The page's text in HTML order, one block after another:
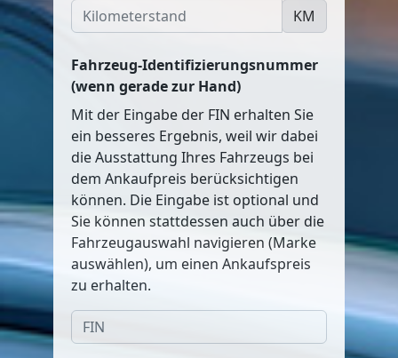
KM
Fahrzeug-Identifizierungsnummer
(wenn gerade zur Hand)
Mit der Eingabe der FIN erhalten Sie
ein besseres Ergebnis, weil wir dabei
die Ausstattung Ihres Fahrzeugs bei
dem Ankaufpreis berücksichtigen
können. Die Eingabe ist optional und
Sie können stattdessen auch über die
Fahrzeugauswahl navigieren (Marke
auswählen), um einen Ankaufspreis
zu erhalten.